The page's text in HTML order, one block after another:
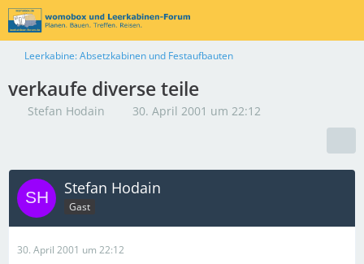
Leerkabine: Absetzkabinen und Festaufbauten
verkaufe diverse teile
Stefan Hodain 30. April 2001 um 22:12
Stefan Hodain
Gast
30. April 2001 um 22:12